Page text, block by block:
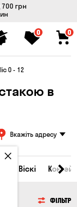
грн
0 0
0 - 12
в
Вкажіть адресу
Віскі
ФІЛЬТР